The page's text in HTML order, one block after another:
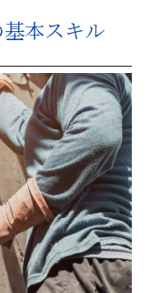
本スキル